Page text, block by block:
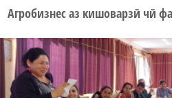
Агробизнес аз кишоварзӣ чӣ